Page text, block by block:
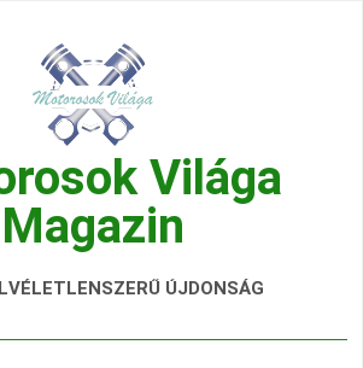
Világa
Magazin
Egy Helyen!
VÉLETLENSZERŰ ÚJDONSÁG